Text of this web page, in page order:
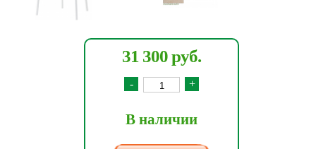
31 300 руб.
- +
В наличии